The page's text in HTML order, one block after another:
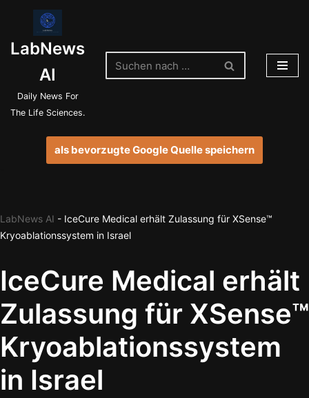
Inhalt
springen
LabNews
AI
Daily News For
The Life Sciences.
als bevorzugte Google Quelle speichern
LabNews AI - IceCure Medical erhält Zulassung für XSense™
Kryoablationssystem in Israel
IceCure Medical erhält
Zulassung für XSense™
Kryoablationssystem
in Israel